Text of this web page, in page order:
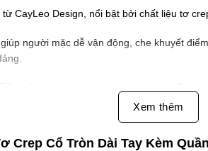
CayLeo Design, nổi bật bởi chất liệu tơ
người mặc dễ vận động, che khuyết
không gây ngứa
Xem thêm
Crep Cổ Tròn Dài Tay Kèm